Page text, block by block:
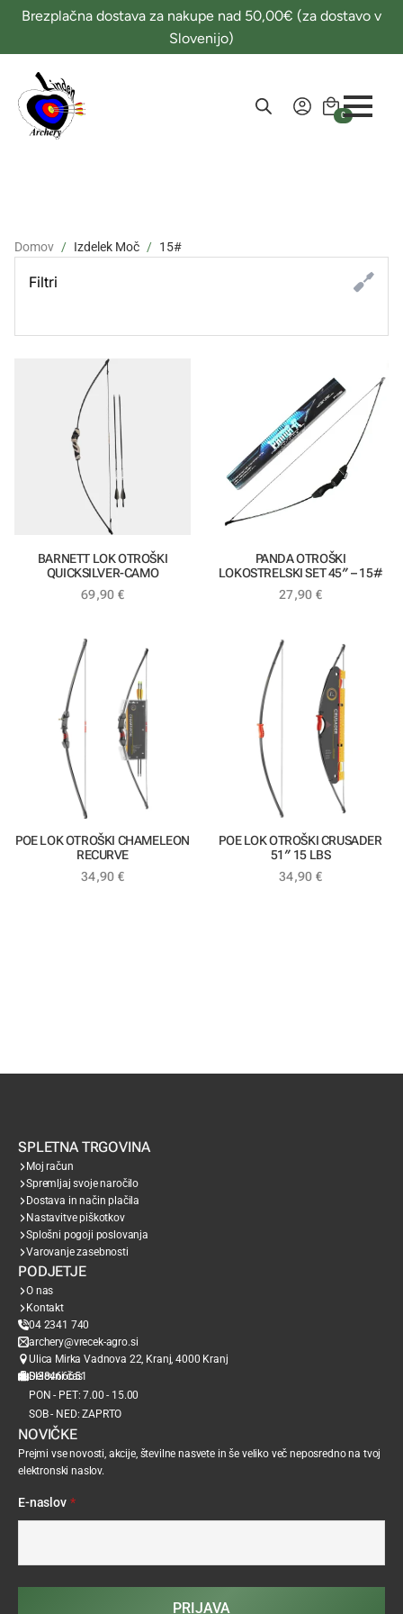
Brezplačna dostava za nakupe nad 50,00€ (za dostavo v
Slovenijo)
0
Domov Izdelek Moč 15#
Filtri
69,90 €
BARNETT LOK OTROŠKI
QUICKSILVER-CAMO
27,90 €
PANDA OTROŠKI
LOKOSTRELSKI SET 45″ – 15#
34,90 €
POE LOK OTROŠKI CHAMELEON
RECURVE
34,90 €
POE LOK OTROŠKI CRUSADER
51″ 15 LBS
SPLETNA TRGOVINA
Moj račun
Spremljaj svoje naročilo
Dostava in način plačila
Nastavitve piškotkov
Splošni pogoji poslovanja
Varovanje zasebnosti
PODJETJE
O nas
Kontakt
04 2341 740
archery@vrecek-agro.si
Ulica Mirka Vadnova 22, Kranj, 4000 Kranj
SI38466651
Delovni čas
PON - PET: 7.00 - 15.00
SOB - NED: ZAPRTO
NOVIČKE
Prejmi vse novosti, akcije, številne nasvete in še veliko več neposredno na tvoj
elektronski naslov.
E-naslov *
PRIJAVA